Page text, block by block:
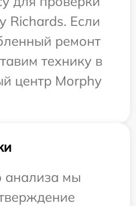
Richards. Если
ремонт
технику в
центр Morphy
анализа мы